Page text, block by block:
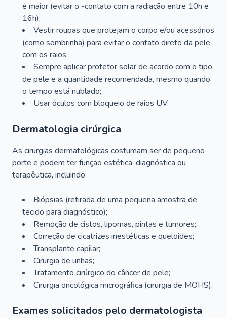
é maior (evitar o -contato com a radiação entre 10h e
16h);
Vestir roupas que protejam o corpo e/ou acessórios
(como sombrinha) para evitar o contato direto da pele
com os raios;
Sempre aplicar protetor solar de acordo com o tipo
de pele e a quantidade recomendada, mesmo quando
o tempo está nublado;
Usar óculos com bloqueio de raios UV.
Dermatologia cirúrgica
As cirurgias dermatológicas costumam ser de pequeno
porte e podem ter função estética, diagnóstica ou
terapêutica, incluindo:
Biópsias (retirada de uma pequena amostra de
tecido para diagnóstico);
Remoção de cistos, lipomas, pintas e tumores;
Correção de cicatrizes inestéticas e queloides;
Transplante capilar;
Cirurgia de unhas;
Tratamento cirúrgico do câncer de pele;
Cirurgia oncológica micrográfica (cirurgia de MOHS).
Exames solicitados pelo dermatologista